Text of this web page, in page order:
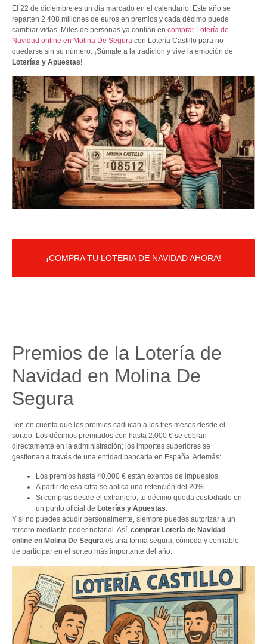
El 22 de diciembre es un día marcado en el calendario. Este año se
reparten 2.408 millones de euros en premios y cada décimo puede
cambiar vidas. Miles de personas ya confían en comprar Lotería de
Navidad online en Molina De Segura con Lotería Castillo para no
quedarse sin su número. ¡Súmate a la tradición y vive la emoción de
Loterías y Apuestas!
¡COMPRA TU LOTERIA DE NAVIDAD AHORA!
Premios de la Lotería de
Navidad en Molina De
Segura
Ten en cuenta que los premios caducan a los tres meses desde el
sorteo. Los décimos premiados con hasta 2.000 € se cobran
directamente en la administración; los importes superiores se
gestionan a través de una entidad bancaria en España. Además:
Los premios hasta 40.000 € están exentos de impuestos.
A partir de esa cifra se aplica una retención del 20%.
Si compras desde el extranjero, tu décimo queda custodiado en
un punto oficial de Loterías y Apuestas.
Y si no puedes acudir personalmente, siempre puedes autorizar a un
tercero mediante poder notarial. Así, comprar Lotería de Navidad
online en Molina De Segura es una forma segura, cómoda y confiable
de participar en el sorteo más importante del año.